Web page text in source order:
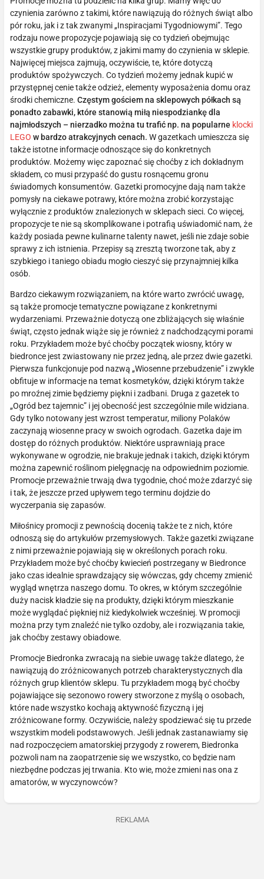
czynienia zarówno z takimi, które nawiązują do różnych świąt albo
pór roku, jak i z tak zwanymi „Inspiracjami Tygodniowymi”. Tego
rodzaju nowe propozycje pojawiają się co tydzień obejmując
wszystkie grupy produktów, z jakimi mamy do czynienia w sklepie.
Najwięcej miejsca zajmują, oczywiście, te, które dotyczą
produktów spożywczych. Co tydzień możemy jednak kupić w
przystępnej cenie także odzież, elementy wyposażenia domu oraz
środki chemiczne. Częstym gościem na sklepowych półkach są
ponadto zabawki, które stanowią miłą niespodziankę dla
najmłodszych – nierzadko można tu trafić np. na popularne klocki
LEGO w bardzo atrakcyjnych cenach. W gazetkach umieszcza się
także istotne informacje odnoszące się do konkretnych
produktów. Możemy więc zapoznać się choćby z ich dokładnym
składem, co musi przypaść do gustu rosnącemu gronu
świadomych konsumentów. Gazetki promocyjne dają nam także
pomysły na ciekawe potrawy, które można zrobić korzystając
wyłącznie z produktów znalezionych w sklepach sieci. Co więcej,
propozycje te nie są skomplikowane i potrafią uświadomić nam, że
każdy posiada pewne kulinarne talenty nawet, jeśli nie zdaje sobie
sprawy z ich istnienia. Przepisy są zresztą tworzone tak, aby z
szybkiego i taniego obiadu mogło cieszyć się przynajmniej kilka
osób.
Bardzo ciekawym rozwiązaniem, na które warto zwrócić uwagę,
są także promocje tematyczne powiązane z konkretnymi
wydarzeniami. Przeważnie dotyczą one zbliżających się właśnie
świąt, często jednak wiąże się je również z nadchodzącymi porami
roku. Przykładem może być choćby początek wiosny, który w
biedronce jest zwiastowany nie przez jedną, ale przez dwie gazetki.
Pierwsza funkcjonuje pod nazwą „Wiosenne przebudzenie” i zwykle
obfituje w informacje na temat kosmetyków, dzięki którym także
po mroźnej zimie będziemy piękni i zadbani. Druga z gazetek to
„Ogród bez tajemnic” i jej obecność jest szczególnie mile widziana.
Gdy tylko notowany jest wzrost temperatur, miliony Polaków
zaczynają wiosenne pracy w swoich ogrodach. Gazetka daje im
dostęp do różnych produktów. Niektóre usprawniają prace
wykonywane w ogrodzie, nie brakuje jednak i takich, dzięki którym
można zapewnić roślinom pielęgnację na odpowiednim poziomie.
Promocje przeważnie trwają dwa tygodnie, choć może zdarzyć się
i tak, że jeszcze przed upływem tego terminu dojdzie do
wyczerpania się zapasów.
Miłośnicy promocji z pewnością docenią także te z nich, które
odnoszą się do artykułów przemysłowych. Także gazetki związane
z nimi przeważnie pojawiają się w określonych porach roku.
Przykładem może być choćby kwiecień postrzegany w Biedronce
jako czas idealnie sprawdzający się wówczas, gdy chcemy zmienić
wygląd wnętrza naszego domu. To okres, w którym szczególnie
duży nacisk kładzie się na produkty, dzięki którym mieszkanie
może wyglądać piękniej niż kiedykolwiek wcześniej. W promocji
można przy tym znaleźć nie tylko ozdoby, ale i rozwiązania takie,
jak choćby zestawy obiadowe.
Promocje Biedronka zwracają na siebie uwagę także dlatego, że
nawiązują do zróżnicowanych potrzeb charakterystycznych dla
różnych grup klientów sklepu. Tu przykładem mogą być choćby
pojawiające się sezonowo rowery stworzone z myślą o osobach,
które nade wszystko kochają aktywność fizyczną i jej
zróżnicowane formy. Oczywiście, należy spodziewać się tu przede
wszystkim modeli podstawowych. Jeśli jednak zastanawiamy się
nad rozpoczęciem amatorskiej przygody z rowerem, Biedronka
pozwoli nam na zaopatrzenie się we wszystko, co będzie nam
niezbędne podczas jej trwania. Kto wie, może zmieni nas ona z
amatorów, w wyczynowców?
REKLAMA